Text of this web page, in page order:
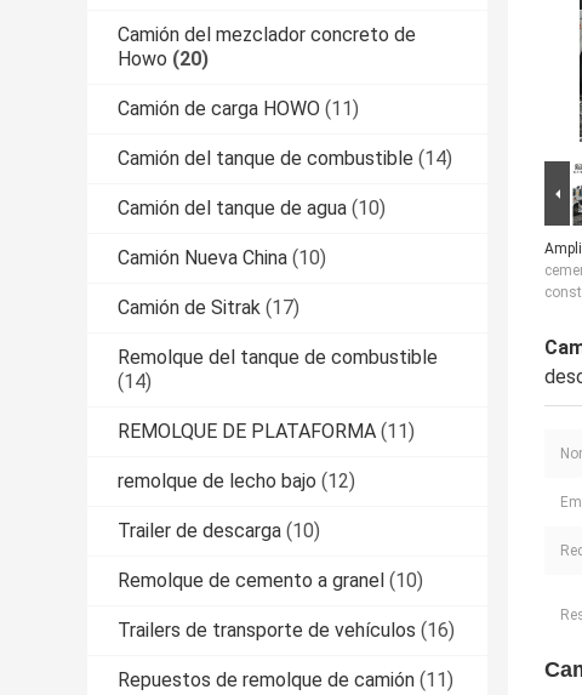
Camión del mezclador concreto de
Howo (20)
Camión de carga HOWO (11)
Camión del tanque de combustible (14)
Camión del tanque de agua (10)
Camión Nueva China (10)
Camión de Sitrak (17)
Remolque del tanque de combustible
(14)
REMOLQUE DE PLATAFORMA (11)
remolque de lecho bajo (12)
Trailer de descarga (10)
Remolque de cemento a granel (10)
Trailers de transporte de vehículos (16)
Repuestos de remolque de camión (11)